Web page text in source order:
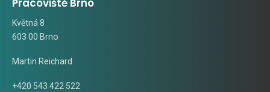
Pracoviště Brno
Květná 8
603 00 Brno
Martin Reichard
+420 543 422 522